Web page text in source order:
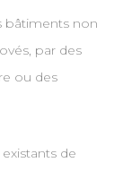
bâtiments non
par des
ou des
de